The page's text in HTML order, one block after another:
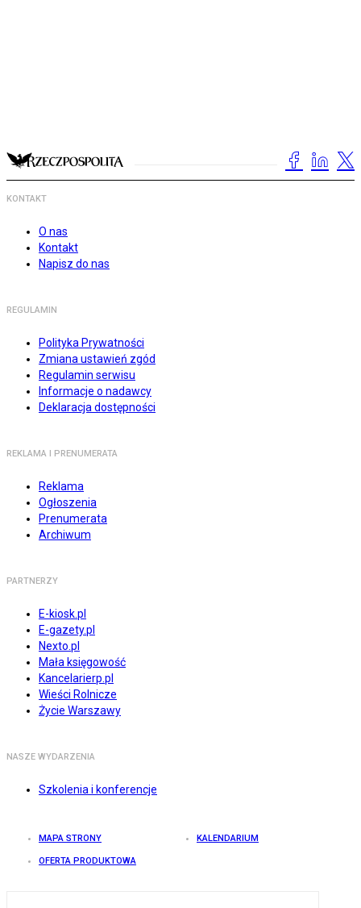
KONTAKT
O nas
Kontakt
Napisz do nas
REGULAMIN
Polityka Prywatności
Zmiana ustawień zgód
Regulamin serwisu
Informacje o nadawcy
Deklaracja dostępności
REKLAMA I PRENUMERATA
Reklama
Ogłoszenia
Prenumerata
Archiwum
PARTNERZY
E-kiosk.pl
E-gazety.pl
Nexto.pl
Mała księgowość
Kancelarierp.pl
Wieści Rolnicze
Życie Warszawy
NASZE WYDARZENIA
Szkolenia i konferencje
MAPA STRONY KALENDARIUM
OFERTA PRODUKTOWA